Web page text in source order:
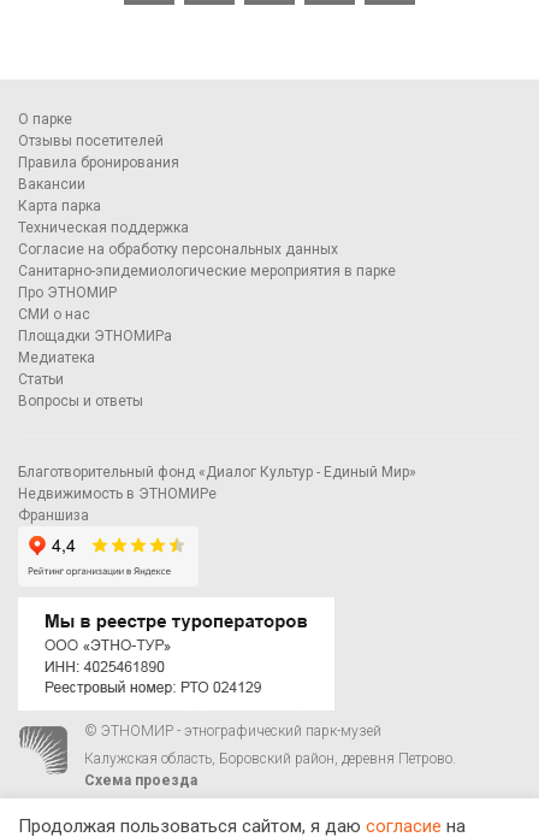
О парке
Отзывы посетителей
Правила бронирования
Вакансии
Карта парка
Техническая поддержка
Согласие на обработку персональных данных
Санитарно-эпидемиологические мероприятия в парке
Про ЭТНОМИР
СМИ о нас
Площадки ЭТНОМИРа
Медиатека
Статьи
Вопросы и ответы
Благотворительный фонд «Диалог Культур - Единый Мир»
Недвижимость в ЭТНОМИРе
Франшиза
© ЭТНОМИР - этнографический парк-музей
Калужская область, Боровский район, деревня Петрово.
Схема проезда
Продолжая пользоваться сайтом, я даю согласие на